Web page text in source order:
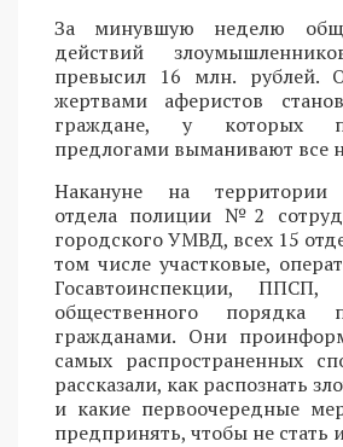
За минувшую неделю
действий
превысил 16 млн. рублей.
жертвами аферистов
граждане, у которых
предлогами выманивают все
Накануне на территории
отдела полиции №2
городского УМВД, всех 15
том числе участковые,
Госавтоинспекции,
общественного порядка
гражданами. Они
самых распространенных
рассказали, как распознать
и какие первоочередные
предпринять, чтобы не стать